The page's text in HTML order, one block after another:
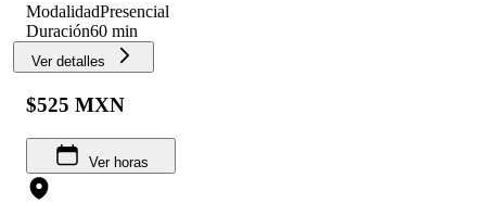
ModalidadPresencial
Duración60 min
Ver detalles
$525 MXN
Ver horas